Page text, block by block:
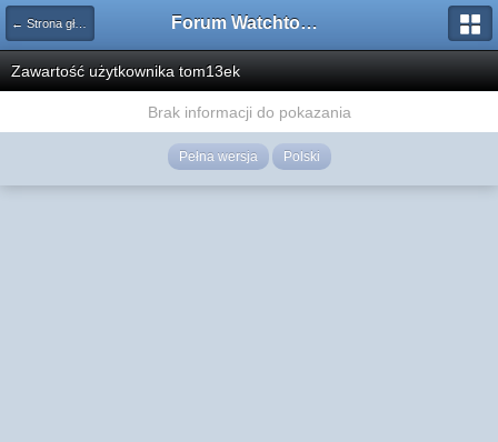
← Strona główna Forum Watchtower
Zawartość użytkownika tom13ek
Brak informacji do pokazania
Pełna wersja Polski